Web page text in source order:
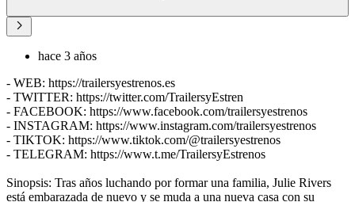
hace 3 años
- WEB: https://trailersyestrenos.es
- TWITTER: https://twitter.com/TrailersyEstren
- FACEBOOK: https://www.facebook.com/trailersyestrenos
- INSTAGRAM: https://www.instagram.com/trailersyestrenos
- TIKTOK: https://www.tiktok.com/@trailersyestrenos
- TELEGRAM: https://www.t.me/TrailersyEstrenos
Sinopsis: Tras años luchando por formar una familia, Julie Rivers
está embarazada de nuevo y se muda a una nueva casa con su